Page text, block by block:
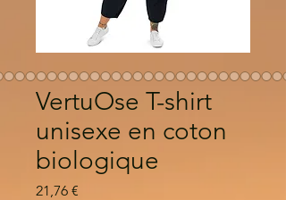
VertuOse T-shirt
unisexe en coton
biologique
21,76 €